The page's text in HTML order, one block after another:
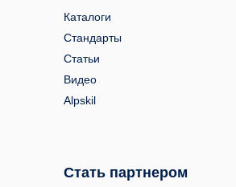
Каталоги
Стандарты
Статьи
Видео
Alpskil
Стать партнером